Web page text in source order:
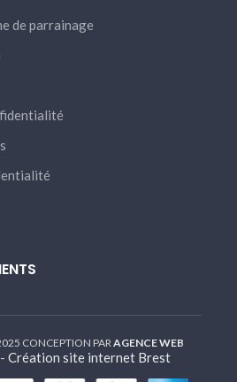
de parrainage
CONCEPTION PAR AGENCE WEB
- Création site internet Brest